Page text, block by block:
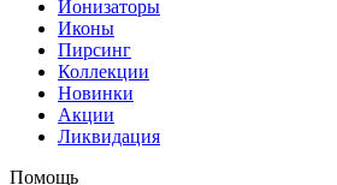
Ионизаторы
Иконы
Пирсинг
Коллекции
Новинки
Акции
Ликвидация
Помощь